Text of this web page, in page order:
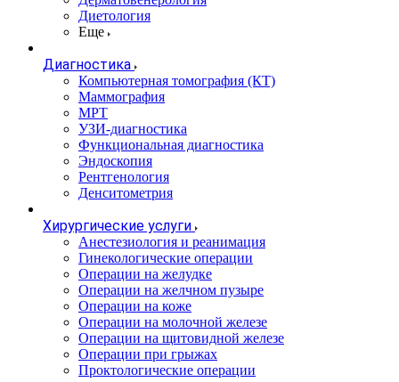
Диетология
Еще
Диагностика
Компьютерная томография (КТ)
Маммография
МРТ
УЗИ-диагностика
Функциональная диагностика
Эндоскопия
Рентгенология
Денситометрия
Хирургические услуги
Анестезиология и реанимация
Гинекологические операции
Операции на желудке
Операции на желчном пузыре
Операции на коже
Операции на молочной железе
Операции на щитовидной железе
Операции при грыжах
Проктологические операции